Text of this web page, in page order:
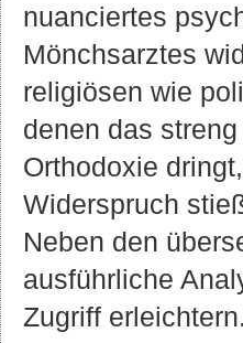
nuanciertes
Mönchsarztes
religiösen wie
denen das
Orthodoxie
Widerspruch
Neben den
ausführliche
Zugriff